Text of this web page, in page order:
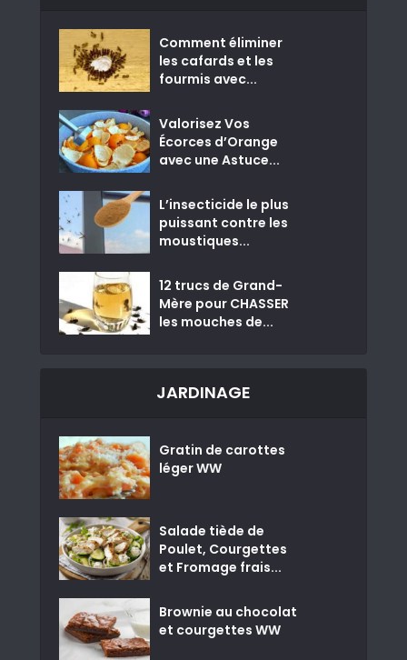
Comment éliminer
les cafards et les
fourmis avec...
Valorisez Vos
Écorces d’Orange
avec une Astuce...
L’insecticide le plus
puissant contre les
moustiques...
12 trucs de Grand-
Mère pour CHASSER
les mouches de...
JARDINAGE
Gratin de carottes
léger WW
Salade tiède de
Poulet, Courgettes
et Fromage frais...
Brownie au chocolat
et courgettes WW